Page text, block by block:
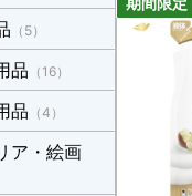
（5）
品 （16）
品 （4）
ア・絵画